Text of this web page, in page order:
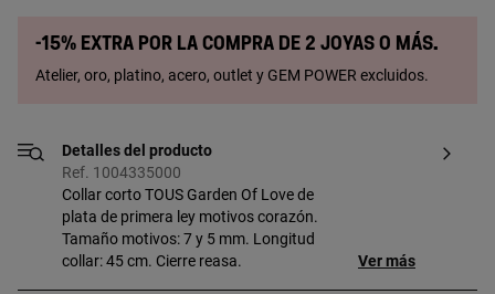
-15% extra por la compra de 2 joyas o más.
Atelier, oro, platino, acero, outlet y GEM POWER excluidos.
Detalles del producto
Ref. 1004335000
Collar corto TOUS Garden Of Love de
plata de primera ley motivos corazón.
Tamaño motivos: 7 y 5 mm. Longitud
collar: 45 cm. Cierre reasa.
Ver más